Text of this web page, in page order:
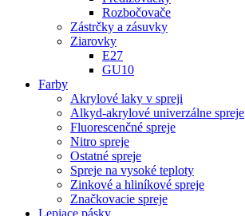
Rozbočovače
Zástrčky a zásuvky
Ziarovky
E27
GU10
Farby
Akrylové laky v spreji
Alkyd-akrylové univerzálne spreje
Fluorescenčné spreje
Nitro spreje
Ostatné spreje
Spreje na vysoké teploty
Zinkové a hliníkové spreje
Značkovacie spreje
Lepiace pásky